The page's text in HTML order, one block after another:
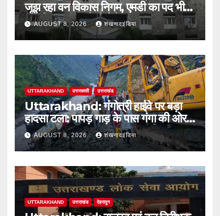
जूझ रहा वन विकास निगम, एमडी का पद भी
अतिरिक्त प्रभार के भरोसे
AUGUST 8, 2026 शंखनादइंडिया
UTTARAKHAND उत्तरकाशी उत्तराखंड
Uttarakhand: गंगोत्री हाईवे पर बड़ा
हादसा टला: पापड़ गाड़ के पास गंगा की ओर
फिसला पिकअप, कांवड़ यात्री सुरक्षित
AUGUST 8, 2026 शंखनादइंडिया
UTTARAKHAND उत्तराखंड देहरादून